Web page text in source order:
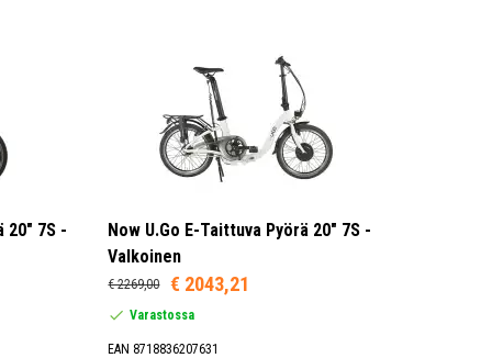
20" 7S -
Now U.Go E-Taittuva Pyörä 20" 7S -
Valkoinen
€ 2269,00 € 2043,21
Varastossa
EAN 8718836207631